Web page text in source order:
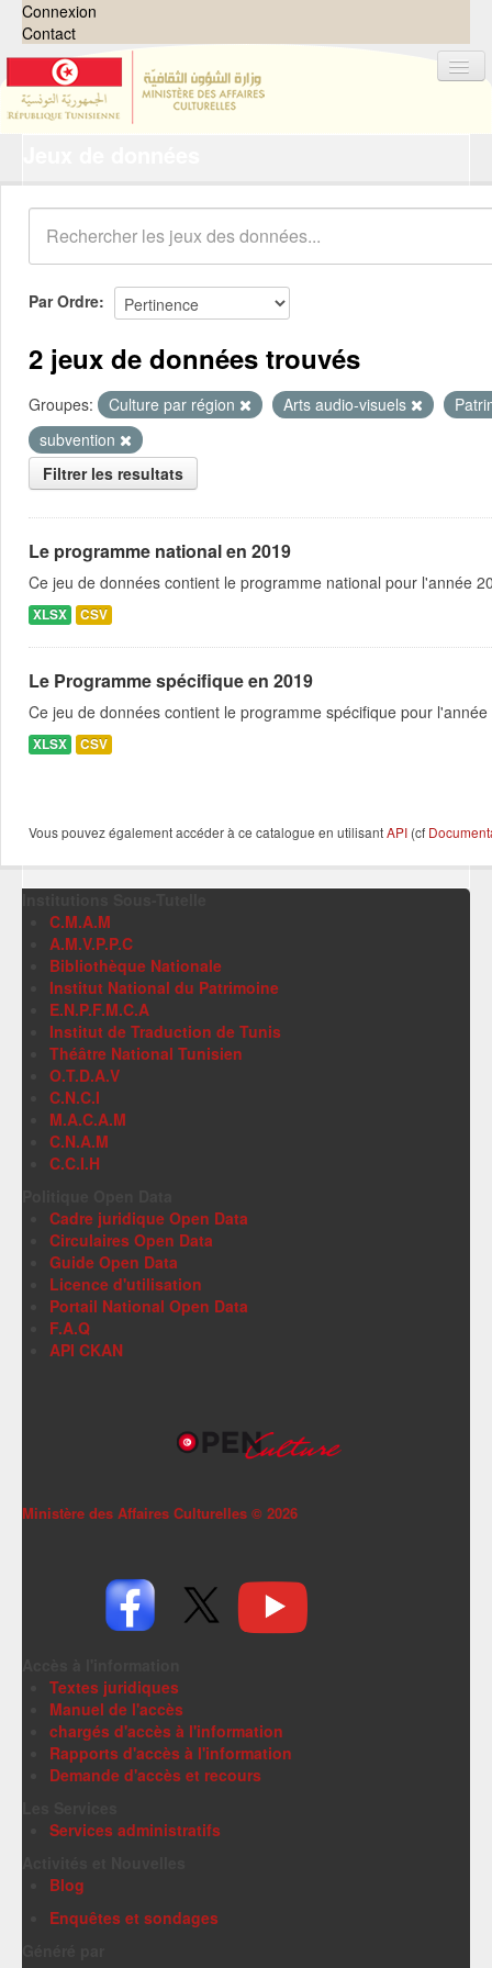
Connexion
Contact
Organisations
Groupes
Demandes 0
À propos
Par Ordre
2 jeux de données trouvés
Groupes: Culture par région Arts audio-visuels
subvention
Filtrer les resultats
Le programme national en 2019
Ce jeu de données contient le programme national pour l'année
XLSX CSV
Le Programme spécifique en 2019
Ce jeu de données contient le programme spécifique pour
XLSX CSV
Vous pouvez également accéder à ce catalogue en utilisantAPI (cf
C.M.A.M
A.M.V.P.P.C
Bibliothèque Nationale
Institut National du Patrimoine
E.N.P.F.M.C.A
Institut de Traduction de Tunis
Théâtre National Tunisien
O.T.D.A.V
C.N.C.I
M.A.C.A.M
C.N.A.M
C.C.I.H
Cadre juridique Open Data
Circulaires Open Data
Guide Open Data
Licence d'utilisation
Portail National Open Data
F.A.Q
API CKAN
Ministère des Affaires Culturelles © 2026
Textes juridiques
Manuel de l'accès
chargés d'accès à l'information
Rapports d'accès à l'information
Demande d'accès et recours
Services administratifs
Blog
Enquêtes et sondages